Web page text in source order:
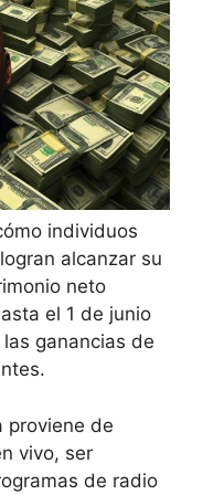
individuos
alcanzar su
neto
el 1 de junio
ganancias de
proviene de
vivo, ser
de radio